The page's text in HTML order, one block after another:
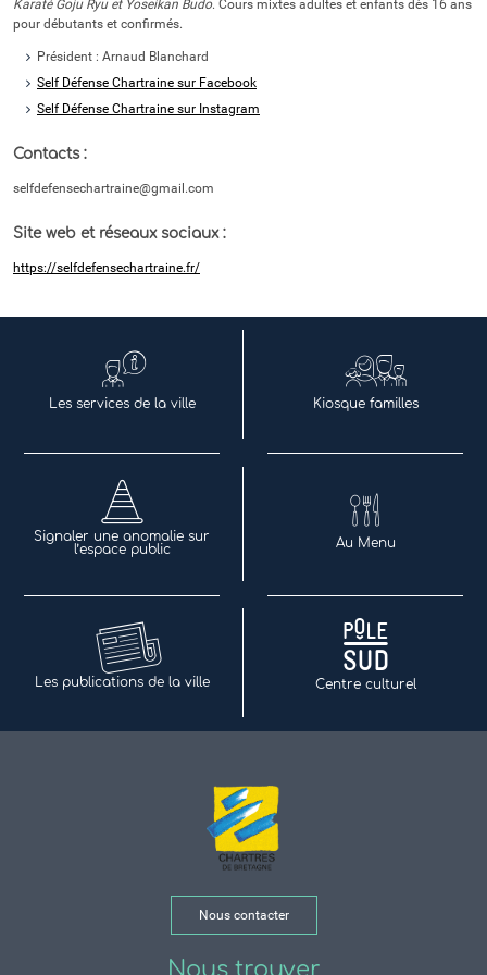
Karaté Goju Ryu et Yoseikan Budo. Cours mixtes adultes et enfants dès 16 ans
pour débutants et confirmés.
Président : Arnaud Blanchard
Self Défense Chartraine sur Facebook
Self Défense Chartraine sur Instagram
Contacts :
selfdefensechartraine@gmail.com
Site web et réseaux sociaux :
https://selfdefensechartraine.fr/
Les services de la ville Kiosque familles
Signaler une anomalie sur
l’espace public
Au Menu
Les publications de la ville Centre culturel
Nous contacter